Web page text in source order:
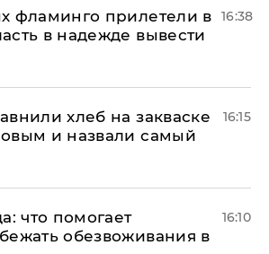
фламинго прилетели в
в надежде вывести
16:38
хлеб на закваске
и назвали самый
16:15
что помогает
обезвоживания в
16:10